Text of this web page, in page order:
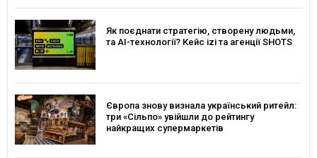
Як поєднати стратегію, створену людьми,
та AI-технології? Кейс izi та агенції SHOTS
Європа знову визнала український ритейл:
три «Сільпо» увійшли до рейтингу
найкращих супермаркетів